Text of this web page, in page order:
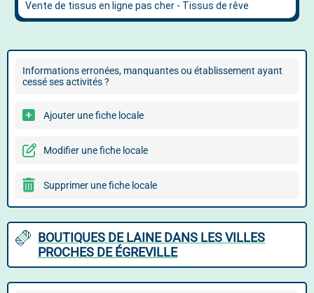
Informations erronées, manquantes ou établissement ayant
cessé ses activités ?
Ajouter une fiche locale
Modifier une fiche locale
Supprimer une fiche locale
BOUTIQUES DE LAINE DANS LES VILLES
PROCHES DE ÉGREVILLE